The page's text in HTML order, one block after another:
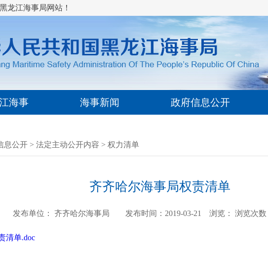
龙江海事局网站！
海事 海事新闻 政府信息公开
息公开 > 法定主动公开内容 > 权力清单
齐齐哈尔海事局权责清单
发布单位： 齐齐哈尔海事局 发布时间：2019-03-21 浏览： 浏览次数
清单.doc